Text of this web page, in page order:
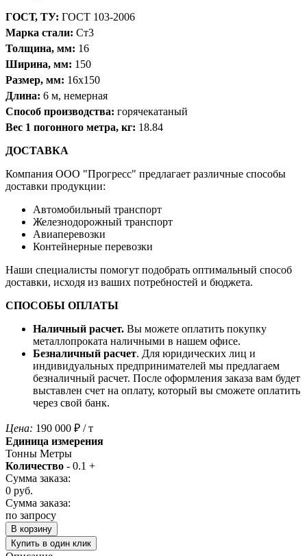
ГОСТ, ТУ: ГОСТ 103-2006
Марка стали: Ст3
Толщина, мм: 16
Ширина, мм: 150
Размер, мм: 16х150
Длина: 6 м, немерная
Способ производства: горячекатаный
Вес 1 погонного метра, кг: 18.84
ДОСТАВКА
Компания OOO "Прогресс" предлагает различные способы
доставки продукции:
Автомобильный транспорт
Железнодорожный транспорт
Авиаперевозки
Контейнерные перевозки
Наши специалисты помогут подобрать оптимальный способ
доставки, исходя из ваших потребностей и бюджета.
СПОСОБЫ ОПЛАТЫ
Наличный расчет. Вы можете оплатить покупку
металлопроката наличными в нашем офисе.
Безналичный расчет. Для юридических лиц и
индивидуальных предпринимателей мы предлагаем
безналичный расчет. После оформления заказа вам будет
выставлен счет на оплату, который вы сможете оплатить
через свой банк.
Цена: 190 000 ₽ / т
Единица измерения
Тонны Метры
Количество - 0.1 +
Сумма заказа:
0 руб.
Сумма заказа:
по запросу
В корзину
Купить в один клик